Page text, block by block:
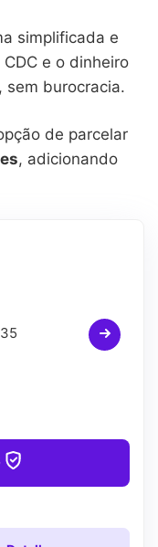
simplificada e
e o dinheiro
sem burocracia.
de parcelar
, adicionando